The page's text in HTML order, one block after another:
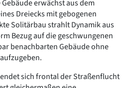
erwächst aus dem
Dreiecks mit gebogenen
Solitärbau strahlt Dynamik aus
Bezug auf die geschwungenen
benachbarten Gebäude ohne
sich frontal der Straßenflucht